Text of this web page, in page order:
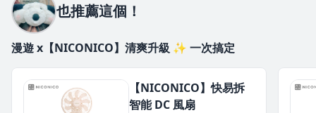
也推薦這個！
漫遊 x【NICONICO】清爽升級 ✨ 一次搞定
【NICONICO】快易拆
智能 DC 風扇